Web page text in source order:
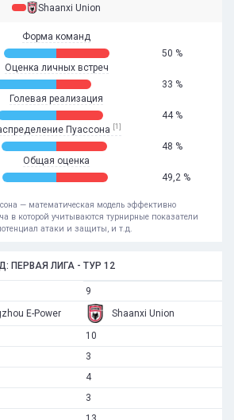
Shaanxi Union
Форма команд
50 %
Оценка личных встреч
33 %
Голевая реализация
44 %
Пуассона
[1]
48 %
Общая оценка
49,2 %
— математическая модель эффективно
в которой учитываются турнирные показатели
атаки и защиты, и т.д.
ПЕРВАЯ ЛИГА - ТУР 12
E-Power
9
Shaanxi Union
10
3
4
3